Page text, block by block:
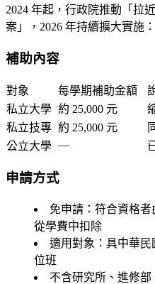
2024 年起，行政院推動「拉
案」，2026 年持續擴大實施：
補助內容
對象 每學期補助金額
私立大學 約 25,000 元
私立技專 約 25,000 元
公立大學 —
申請方式
免申請 ：符合資格
從學費中扣除
適用對象：具中華
位班
不含研究所、進修部